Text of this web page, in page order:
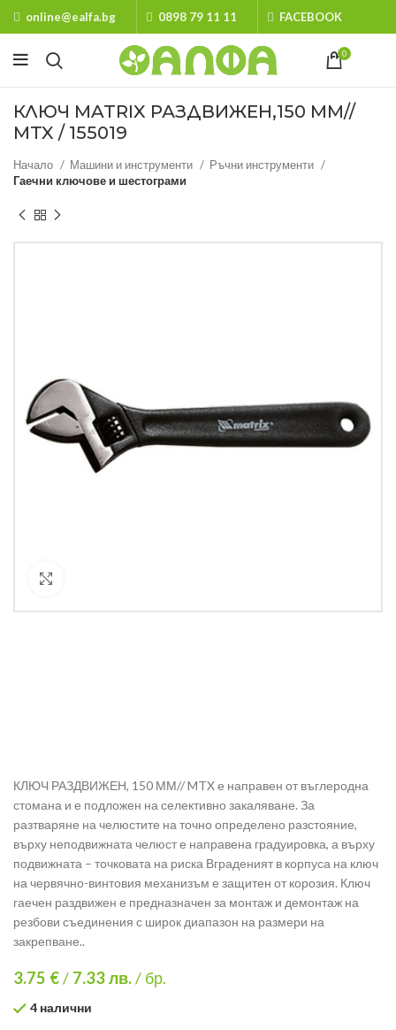
online@ealfa.bg 0898 79 11 11 FACEBOOK
0
КЛЮЧ MATRIX РАЗДВИЖЕН,150 ММ//
MTX / 155019
Начало Машини и инструменти
Ръчни инструменти
Гаечни ключове и шестограми
КЛЮЧ РАЗДВИЖЕН, 150 ММ// MTX е направен от въглеродна
стомана и е подложен на селективно закаляване. За
разтваряне на челюстите на точно определено разстояние,
върху неподвижната челюст е направена градуировка, а върху
подвижната – точковата на риска Вграденият в корпуса на ключ
на червячно-винтовия механизъм е защитен от корозия. Ключ
гаечен раздвижен е предназначен за монтаж и демонтаж на
резбови съединения с широк диапазон на размери на
закрепване..
3.75 €/ 7.33лв./ бр.
4 налични